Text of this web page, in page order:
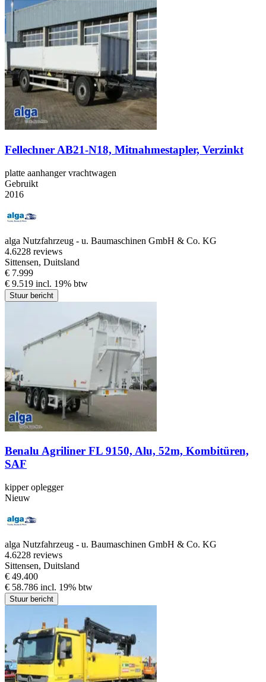
Fellechner AB21-N18, Mitnahmestapler, Verzinkt
platte aanhanger vrachtwagen
Gebruikt
2016
alga Nutzfahrzeug - u. Baumaschinen GmbH & Co. KG
4.6228 reviews
Sittensen, Duitsland
€ 7.999
€ 9.519 incl. 19% btw
Stuur bericht
Benalu Agriliner FL 9150, Alu, 52m, Kombitüren,
SAF
kipper oplegger
Nieuw
alga Nutzfahrzeug - u. Baumaschinen GmbH & Co. KG
4.6228 reviews
Sittensen, Duitsland
€ 49.400
€ 58.786 incl. 19% btw
Stuur bericht